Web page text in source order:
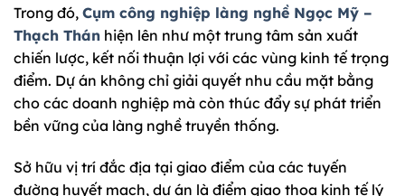
Trong đó, Cụm công nghiệp làng nghề Ngọc Mỹ –
Thạch Thán hiện lên như một trung tâm sản xuất
chiến lược, kết nối thuận lợi với các vùng kinh tế trọng
điểm. Dự án không chỉ giải quyết nhu cầu mặt bằng
cho các doanh nghiệp mà còn thúc đẩy sự phát triển
bền vững của làng nghề truyền thống.
Sở hữu vị trí đắc địa tại giao điểm của các tuyến
đường huyết mạch, dự án là điểm giao thoa kinh tế lý